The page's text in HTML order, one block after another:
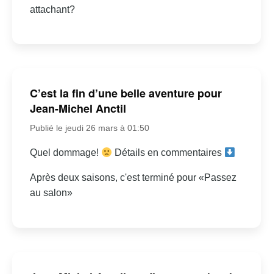
attachant?
C’est la fin d’une belle aventure pour
Jean-Michel Anctil
Publié le jeudi 26 mars à 01:50
Quel dommage! Détails en commentaires
Après deux saisons, c'est terminé pour «Passez
au salon»